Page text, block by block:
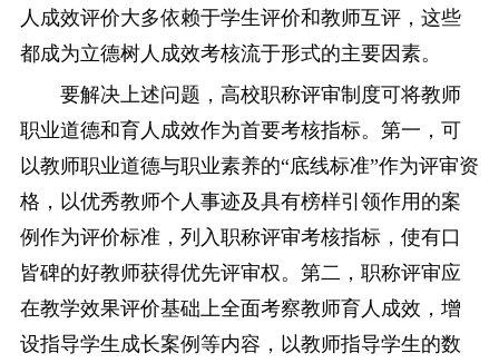
人成效评价大多依赖于学生评价和教师互评，这些
都成为立德树人成效考核流于形式的主要因素。
要解决上述问题，高校职称评审制度可将教师
职业道德和育人成效作为首要考核指标。第一，可
以教师职业道德与职业素养的“底线标准”作为评审资
格，以优秀教师个人事迹及具有榜样引领作用的案
例作为评价标准，列入职称评审考核指标，使有口
皆碑的好教师获得优先评审权。第二，职称评审应
在教学效果评价基础上全面考察教师育人成效，增
设指导学生成长案例等内容，以教师指导学生的数